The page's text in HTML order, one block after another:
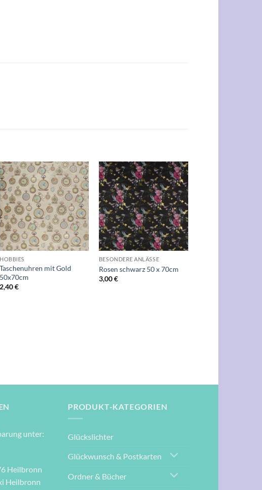
Auf die
Wunschliste
+
HOBBIES
Taschenuhren mit Gold
50x70cm
2,40€
Auf die
Wunschliste
+
BESONDERE ANLÄSSE
Rosen schwarz 50 x 70cm
3,00€
unter:
Heilbronn
Heilbronn
PRODUKT-KATEGORIEN
Glückslichter
Glückwunsch & Postkarten
Ordner & Bücher